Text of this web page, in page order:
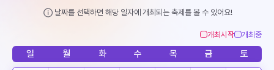
날짜를 선택하면 해당 일자에 개최되는 축제를 볼 수 있어요!
개최시작 개최중
일 월 화 수 목 금 토